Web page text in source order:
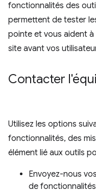
fonctionnalités des
permettent de tester
pointe et vous aident
site avant vos
Contacter
Utilisez les options
fonctionnalités, des
élément lié aux outils
Envoyez-nous
de